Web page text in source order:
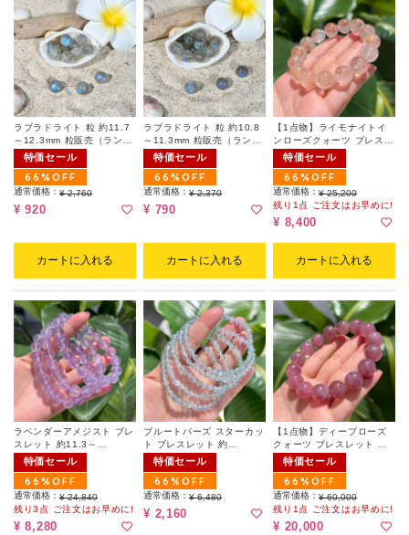
ラブラドライト 粒 約11.7
～12.3mm 粒販売（ランダ
ム）
特価セール
66%OFF
通常価格： ¥ 2,760
¥ 920
カートに入れる
ラブラドライト 粒 約10.8
～11.3mm 粒販売（ランダ
ム）
特価セール
66%OFF
通常価格：¥ 2,370
¥ 790
カートに入れる
【1点物】ライモナイトイ
ンローズクォーツ ブレスレ
ット 約13.2～13.4mm
特価セール
66%OFF
通常価格：¥ 25,200
残り1点 ご注文はお早めに!
¥ 8,400
カートに入れる
ラベンダーアメジスト ブレ
スレット 約11.3～
11.6mm（ランダム）
特価セール
66%OFF
通常価格： ¥ 24,840
残り3点 ご注文はお早めに!
¥ 8,280
ブルートパーズ スターカッ
ト ブレスレット 約
5mm（ランダム）
特価セール
66%OFF
通常価格：¥ 6,480
¥ 2,160
【1点物】ディープローズ
クォーツ ブレスレット 約
12.9～13.2mm 001（ポー
チ付）
特価セール
66%OFF
通常価格：¥ 60,000
残り1点 ご注文はお早めに!
¥ 20,000